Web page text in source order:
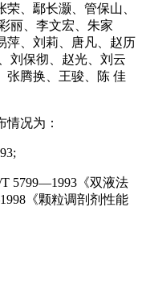
、鄢长灏、管保山、
丽、李文宏、朱家
萍、刘莉、唐凡、赵历
刘保彻、赵光、刘云
张腾换、王骏、陈 佳
况为：
5799—1993《双液法
《颗粒调剖剂性能